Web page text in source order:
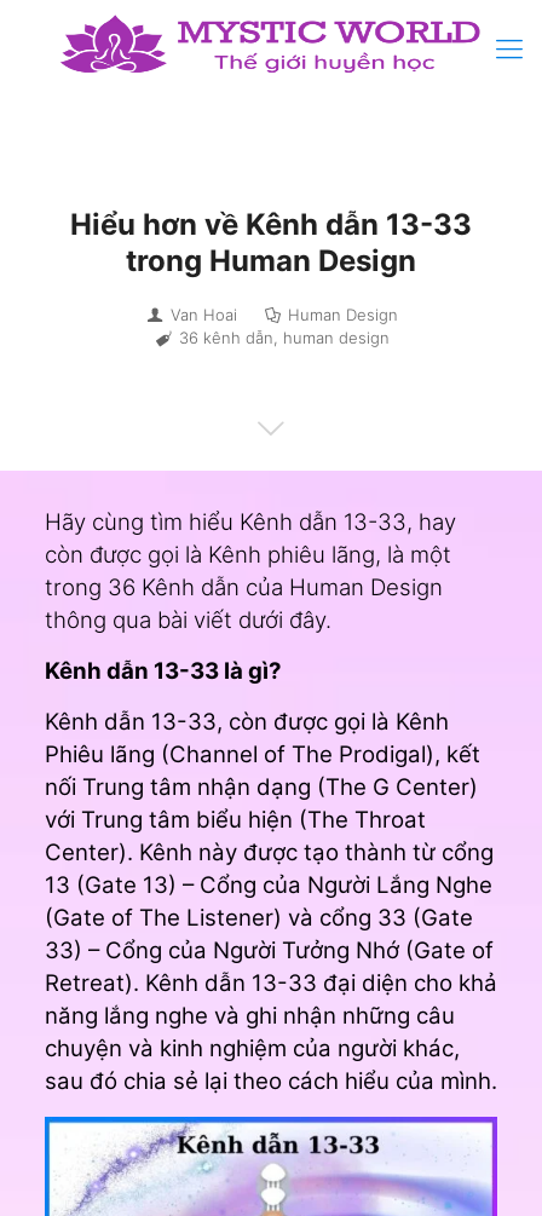
Hiểu hơn về Kênh dẫn 13-33
trong Human Design
Van Hoai
Human Design
36 kênh dẫn
human design
Hãy cùng tìm hiểu Kênh dẫn 13-33, hay
còn được gọi là Kênh phiêu lãng, là một
trong 36 Kênh dẫn của Human Design
thông qua bài viết dưới đây.
Kênh dẫn 13-33 là gì?
Kênh dẫn 13-33, còn được gọi là Kênh
Phiêu lãng (Channel of The Prodigal), kết
nối Trung tâm nhận dạng (The G Center)
với Trung tâm biểu hiện (The Throat
Center). Kênh này được tạo thành từ cổng
13 (Gate 13) – Cổng của Người Lắng Nghe
(Gate of The Listener) và cổng 33 (Gate
33) – Cổng của Người Tưởng Nhớ (Gate of
Retreat). Kênh dẫn 13-33 đại diện cho khả
năng lắng nghe và ghi nhận những câu
chuyện và kinh nghiệm của người khác,
sau đó chia sẻ lại theo cách hiểu của mình.